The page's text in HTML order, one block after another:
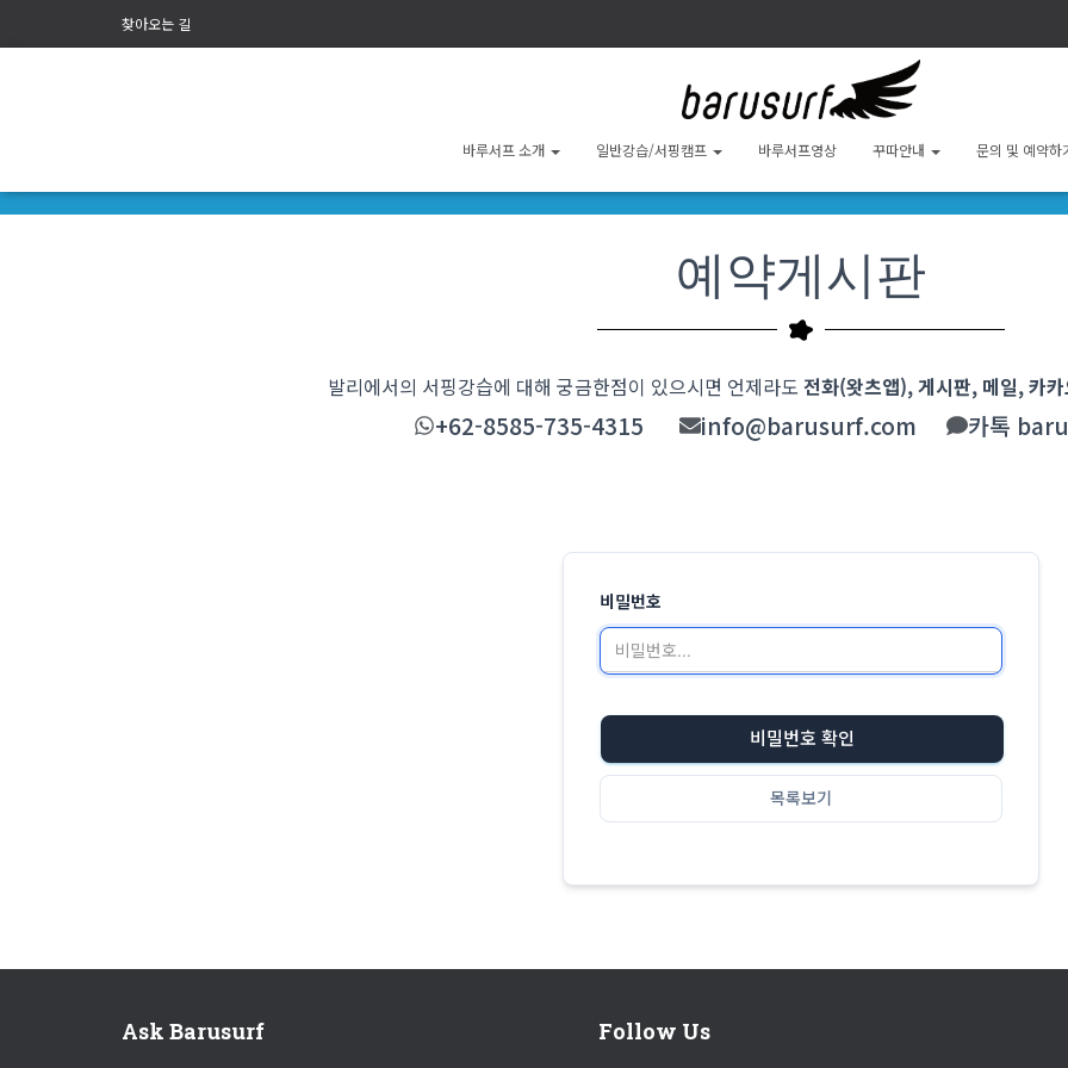
찾아오는 길
바루서프 소개 일반강습/서핑캠프 바루서프영상 꾸따안내 문의 및 예약하
예약게시판
발리에서의 서핑강습에 대해 궁금한점이 있으시면 언제라도 전화(왓츠앱), 게시판, 메일, 카
+62-8585-735-4315 info@barusurf.com 카톡
비밀번호
목록보기
비밀번호 확인
Ask Barusurf Follow Us